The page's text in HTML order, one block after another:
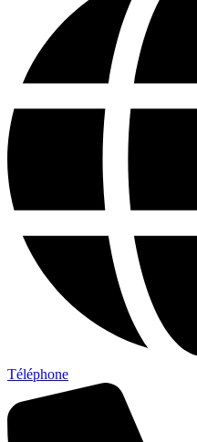
Téléphone